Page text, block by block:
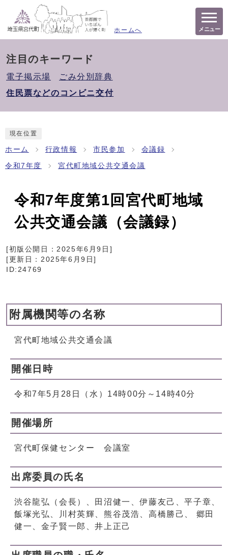
ホームへ メニュー
注目のキーワード
電子掲示場
ごみ分別辞典
住民票などのコンビニ交付
現在位置
ホーム 行政情報 市民参加 会議録
令和7年度 宮代町地域公共交通会議
令和7年度第1回宮代町地域
公共交通会議（会議録）
[初版公開日：2025年6月9日 ]
[更新日： 2025年6月9日]
ID:24769
附属機関等の名称
宮代町地域公共交通会議
開催日時
令和7年5月28日（水）14時00分～14時40分
開催場所
宮代町保健センター 会議室
出席委員の氏名
渋谷龍弘（会長）、田沼健一、伊藤友己、平子章、
飯塚光弘、川村英輝、熊谷茂浩、高橋勝己、 郷田
健一、金子賢一郎、井上正己